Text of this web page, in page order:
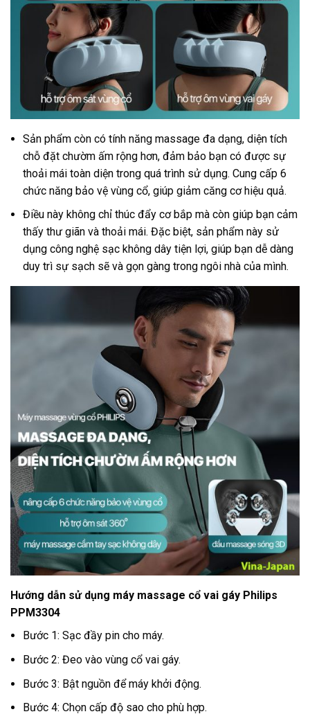
Sản phẩm còn có tính năng massage đa dạng, diện tích
chỗ đặt chườm ấm rộng hơn, đảm bảo bạn có được sự
thoải mái toàn diện trong quá trình sử dụng. Cung cấp 6
chức năng bảo vệ vùng cổ, giúp giảm căng cơ hiệu quả.
Điều này không chỉ thúc đẩy cơ bắp mà còn giúp bạn cảm
thấy thư giãn và thoải mái. Đặc biệt, sản phẩm này sử
dụng công nghệ sạc không dây tiện lợi, giúp bạn dễ dàng
duy trì sự sạch sẽ và gọn gàng trong ngôi nhà của mình.
Hướng dẫn sử dụng máy massage cổ vai gáy Philips
PPM3304
Bước 1: Sạc đầy pin cho máy.
Bước 2: Đeo vào vùng cổ vai gáy.
Bước 3: Bật nguồn để máy khởi động.
Bước 4: Chọn cấp độ sao cho phù hợp.